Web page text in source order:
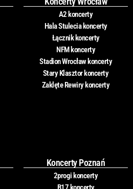
A2 koncerty
Hala Stulecia koncerty
Łącznik koncerty
NFM koncerty
Stadion Wrocław koncerty
Stary Klasztor koncerty
Zaklęte Rewiry koncerty
Koncerty Poznań
2progi koncerty